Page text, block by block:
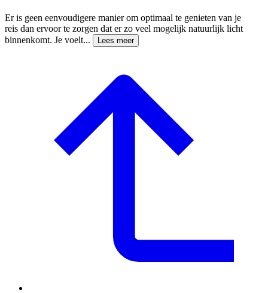
Er is geen eenvoudigere manier om optimaal te genieten van je
reis dan ervoor te zorgen dat er zo veel mogelijk natuurlijk licht
binnenkomt. Je voelt...
Lees meer